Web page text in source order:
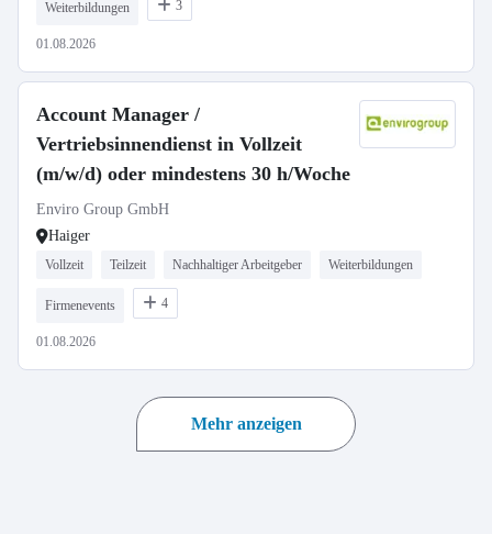
Weiterbildungen 3
01.08.2026
Account Manager /
Vertriebsinnendienst in Vollzeit
(m/w/d) oder mindestens 30 h/Woche
Enviro Group GmbH
Haiger
Vollzeit Teilzeit Nachhaltiger Arbeitgeber Weiterbildungen
Firmenevents 4
01.08.2026
Mehr anzeigen